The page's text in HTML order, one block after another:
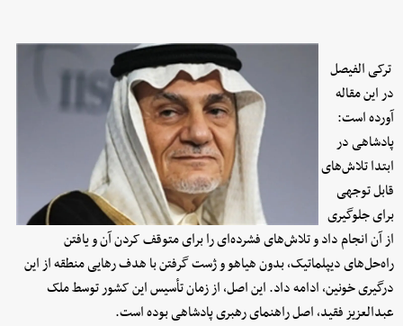
ترکی الفیصل
در این مقاله
آورده است:
پادشاهی در
ابتدا تلاش‌های
قابل توجهی
برای جلوگیری
از آن انجام داد و تلاش‌های فشرده‌ای را برای متوقف کردن آن و یافتن
راه‌حل‌های دیپلماتیک، بدون هیاهو و ژست گرفتن با هدف رهایی منطقه از این
درگیری خونین، ادامه داد. این اصل، از زمان تأسیس این کشور توسط ملک
عبدالعزیز فقید، اصل راهنمای رهبری پادشاهی بوده است.